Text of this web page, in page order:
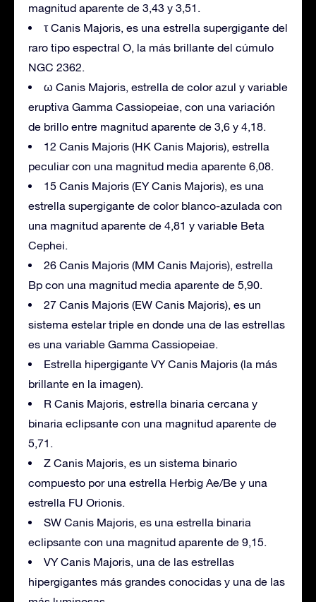
magnitud aparente de 3,43 y 3,51.
τ Canis Majoris, es una estrella supergigante del
raro tipo espectral O, la más brillante del cúmulo
NGC 2362.
ω Canis Majoris, estrella de color azul y variable
eruptiva Gamma Cassiopeiae, con una variación
de brillo entre magnitud aparente de 3,6 y 4,18.
12 Canis Majoris (HK Canis Majoris), estrella
peculiar con una magnitud media aparente 6,08.
15 Canis Majoris (EY Canis Majoris), es una
estrella supergigante de color blanco-azulada con
una magnitud aparente de 4,81 y variable Beta
Cephei.
26 Canis Majoris (MM Canis Majoris), estrella
Bp con una magnitud media aparente de 5,90.
27 Canis Majoris (EW Canis Majoris), es un
sistema estelar triple en donde una de las estrellas
es una variable Gamma Cassiopeiae.
Estrella hipergigante VY Canis Majoris (la más
brillante en la imagen).
R Canis Majoris, estrella binaria cercana y
binaria eclipsante con una magnitud aparente de
5,71.
Z Canis Majoris, es un sistema binario
compuesto por una estrella Herbig Ae/Be y una
estrella FU Orionis.
SW Canis Majoris, es una estrella binaria
eclipsante con una magnitud aparente de 9,15.
VY Canis Majoris, una de las estrellas
hipergigantes más grandes conocidas y una de las